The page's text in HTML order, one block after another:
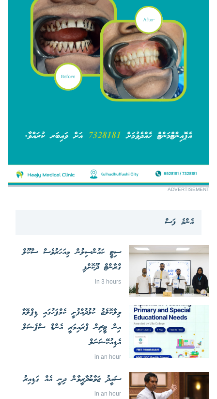
ADVERTISEMENT
އެންމެ ފަސް
ސިޓީ ކައުންސިލުން މިއަހަރުވެސް ސްކޫލް
ގްރާންޓް ދޫކޮށްފި
in 3 hours
ވިލާކޮލެޖު ކުޅުދުއްފުށީ ކެމްޕަހުގައި ޑިޕްލޮމާ
އިން ޓީޗިން ޕްރައިމަރީ އެންޑް ސްޕެޝަލް
އެޑިއުކޭޝަނަލް
in an hour
ސައީދު ޖަވާބުދާރީވާން ދިނީ އެއް ގަޑިއިރު
in an hour